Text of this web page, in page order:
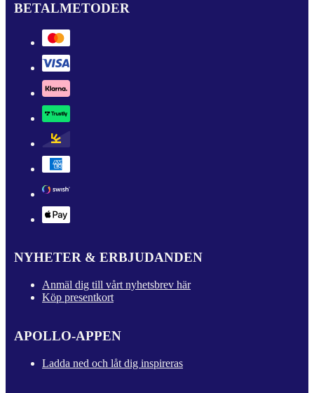
BETALMETODER
NYHETER & ERBJUDANDEN
Anmäl dig till vårt nyhetsbrev här
Köp presentkort
APOLLO-APPEN
Ladda ned och låt dig inspireras